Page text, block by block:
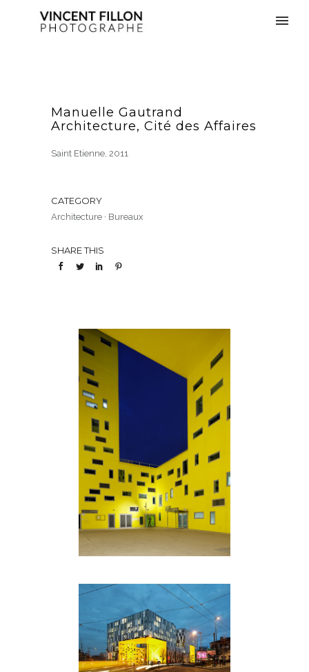
Manuelle Gautrand
Architecture, Cité des Affaires
Saint Etienne, 2011
CATEGORY
Architecture · Bureaux
SHARE THIS